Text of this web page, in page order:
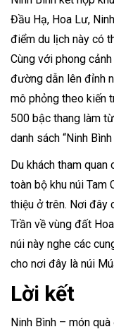
Đầu Hạ, Hoa Lư,
điểm du lịch này có
Cùng với phong
đường dẫn lên đỉnh
mô phỏng theo kiến
500 bậc thang làm
danh sách “Ninh
Du khách tham
toàn bộ khu núi Tam
thiệu ở trên. Nơi đây
Trần về vùng đất
núi này nghe các
cho nơi đây là núi
Lời kết
Ninh Bình – món